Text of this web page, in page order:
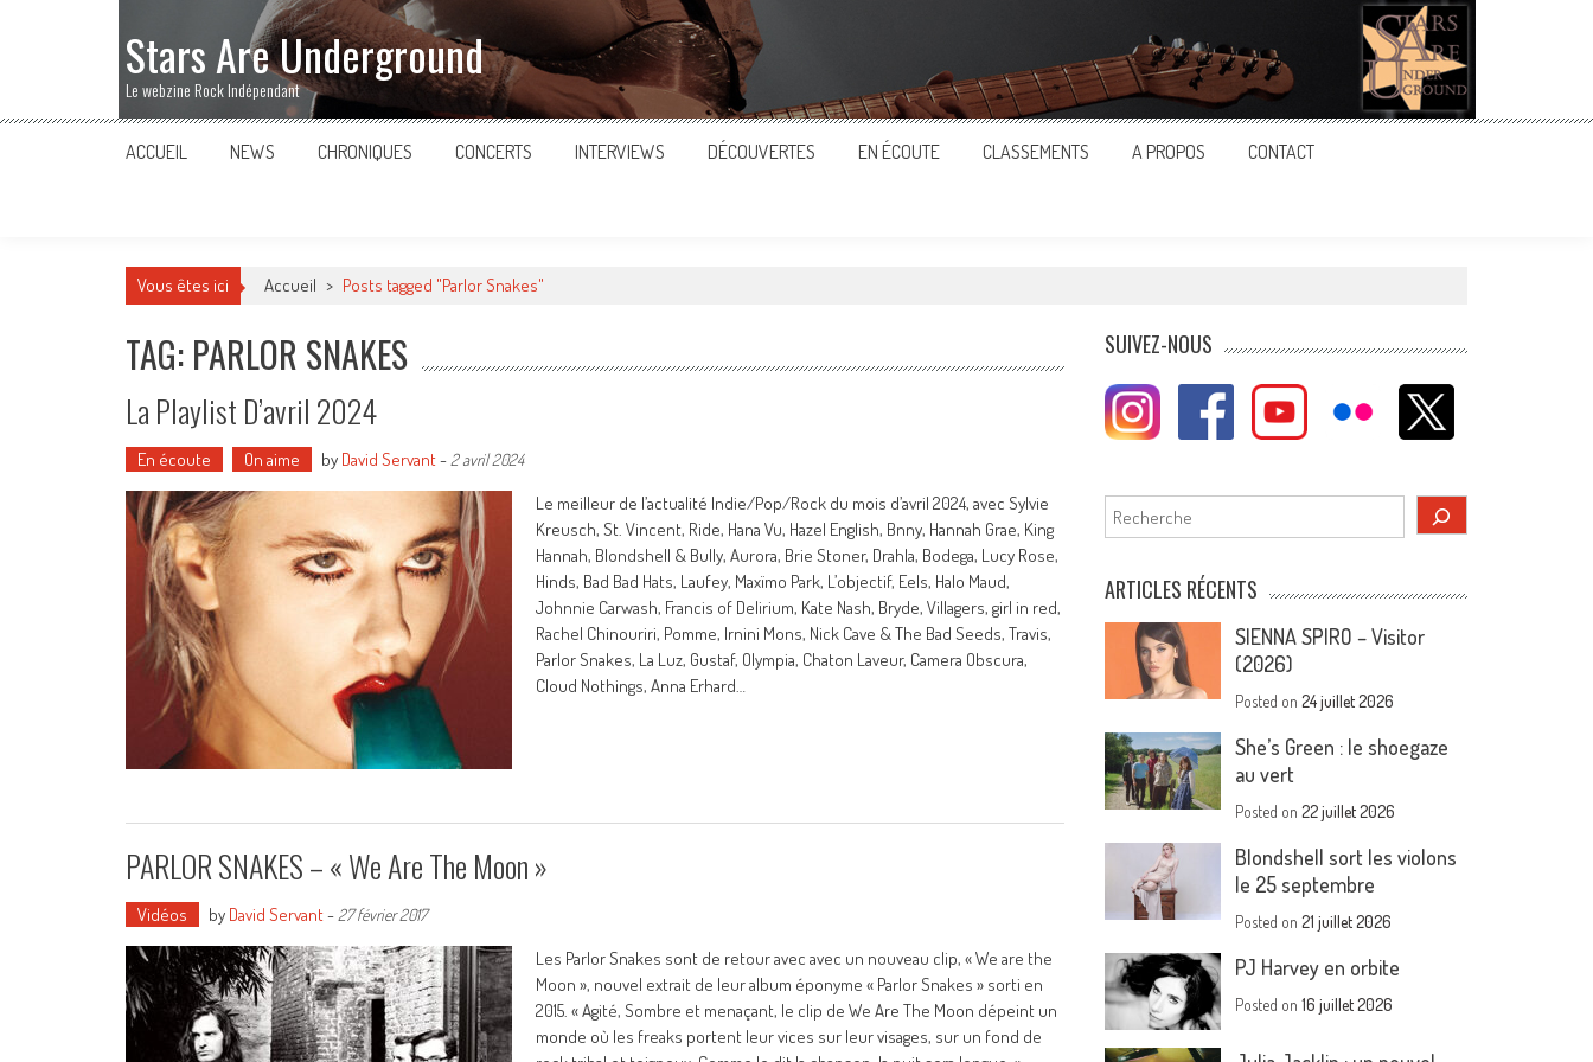
Stars Are Underground
Le webzine Rock Indépendant
ACCUEIL NEWS CHRONIQUES CONCERTS INTERVIEWS DÉCOUVERTES EN ÉCOUTE CLASSEMENTS A PROPOS CONTACT
Vous êtes ici Accueil > Posts tagged "Parlor Snakes"
TAG: PARLOR SNAKES
La Playlist D’avril 2024
En écoute On aime by David Servant- 2 avril 2024
Le meilleur de l’actualité Indie/Pop/Rock du mois d’avril 2024, avec Sylvie
Kreusch, St. Vincent, Ride, Hana Vu, Hazel English, Bnny, Hannah Grae, King
Hannah, Blondshell & Bully, Aurora, Brie Stoner, Drahla, Bodega, Lucy Rose,
Hinds, Bad Bad Hats, Laufey, Maxïmo Park, L’objectif, Eels, Halo Maud,
Johnnie Carwash, Francis of Delirium, Kate Nash, Bryde, Villagers, girl in red,
Rachel Chinouriri, Pomme, Irnini Mons, Nick Cave & The Bad Seeds, Travis,
Parlor Snakes, La Luz, Gustaf, Olympia, Chaton Laveur, Camera Obscura,
Cloud Nothings, Anna Erhard…
PARLOR SNAKES – « We Are The Moon »
Vidéos by David Servant- 27 février 2017
Les Parlor Snakes sont de retour avec avec un nouveau clip, « We are the
Moon », nouvel extrait de leur album éponyme « Parlor Snakes » sorti en
2015. « Agité, Sombre et menaçant, le clip de We Are The Moon dépeint un
monde où les freaks portent leur vices sur leur visages, sur un fond de
SUIVEZ-NOUS
Rechercher
ARTICLES RÉCENTS
SIENNA SPIRO – Visitor
(2026)
Posted on24 juillet 2026
She’s Green : le shoegaze
au vert
Posted on22 juillet 2026
Blondshell sort les violons
le 25 septembre
Posted on21 juillet 2026
PJ Harvey en orbite
Posted on16 juillet 2026